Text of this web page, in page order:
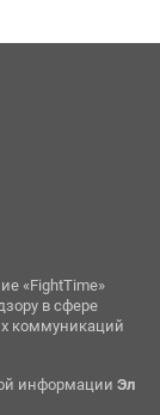
«FightTime»
в сфере
коммуникаций
информации Эл